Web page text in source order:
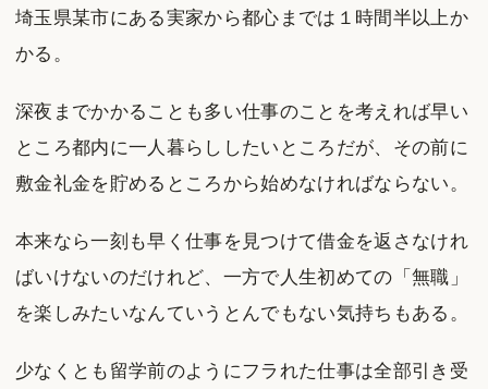
埼玉県某市にある実家から都心までは１時間半以上か
かる。
深夜までかかることも多い仕事のことを考えれば早い
ところ都内に一人暮らししたいところだが、その前に
敷金礼金を貯めるところから始めなければならない。
本来なら一刻も早く仕事を見つけて借金を返さなけれ
ばいけないのだけれど、一方で人生初めての「無職」
を楽しみたいなんていうとんでもない気持ちもある。
少なくとも留学前のようにフラれた仕事は全部引き受